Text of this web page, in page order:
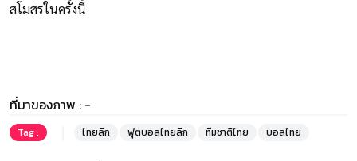
สโมสรในครั้งนี้
ที่มาของภาพ : -
Tag : ไทยลีก ฟุตบอลไทยลีก ทีมชาติไทย บอลไทย